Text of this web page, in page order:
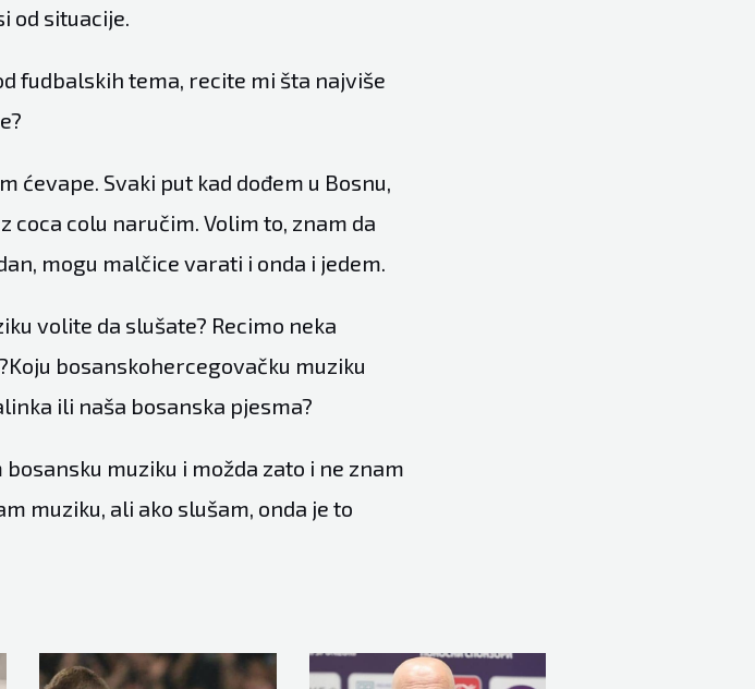
od situacije.
fudbalskih tema, recite mi šta najviše
ćevape. Svaki put kad dođem u Bosnu,
coca colu naručim. Volim to, znam da
mogu malčice varati i onda i jedem.
volite da slušate? Recimo neka
bosanskohercegovačku muziku
ili naša bosanska pjesma?
muziku i možda zato i ne znam
muziku, ali ako slušam, onda je to